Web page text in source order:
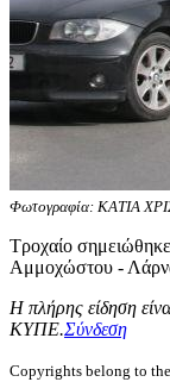
Φωτογραφία: ΚΑΤΙΑ
Τροχαίο
Αμμοχώστου -
Η πλήρης είδηση
ΚΥΠΕ.Σύνδεση
Copyrights belong to